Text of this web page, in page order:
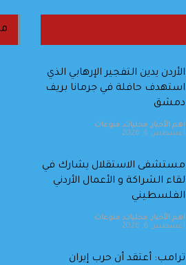
الأردن يدين التفجير الإرهابي الذي
استهدف حافلة في جرمانا بريف
دمشق
اهم الأخبار, محليات, منوعات
أغسطس 6, 2026
‏مستشفى الاستقلال يشارك في
لقاء الشراكة و الأعمال الأردني
الفلسطيني
اهم الأخبار, محليات, منوعات
أغسطس 6, 2026
ترامب: أعتقد أن حرب إيران